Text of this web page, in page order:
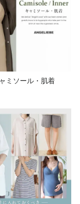
ミソール・肌着